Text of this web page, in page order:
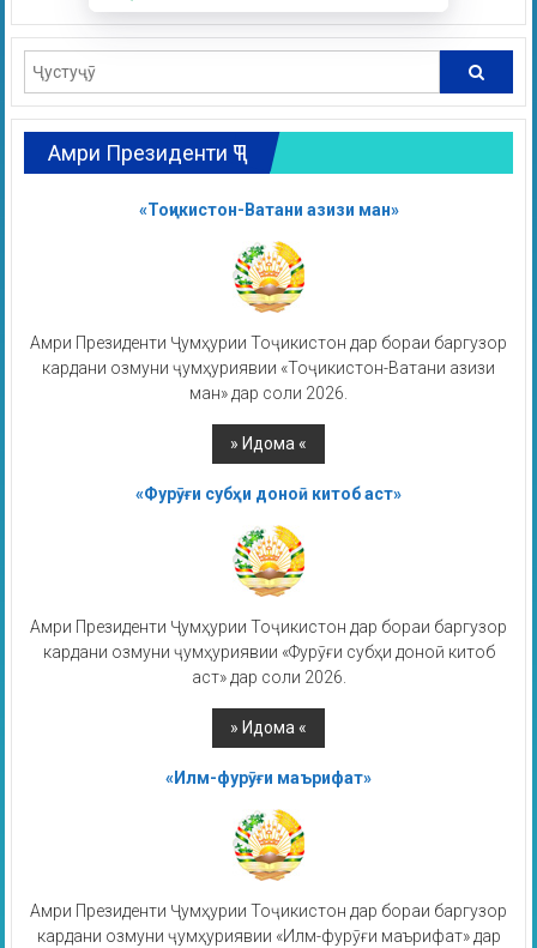
Амри Президенти ҶТ
«Тоҷикистон-Ватани азизи ман»
Амри Президенти Ҷумҳурии Тоҷикистон дар бораи баргузор
кардани озмуни ҷумҳуриявии «Тоҷикистон-Ватани азизи
ман» дар соли 2026.
«Фурӯғи субҳи доноӣ китоб аст»
Амри Президенти Ҷумҳурии Тоҷикистон дар бораи баргузор
кардани озмуни ҷумҳуриявии «Фурӯғи субҳи доноӣ китоб
аст» дар соли 2026.
«Илм-фурӯғи маърифат»
Амри Президенти Ҷумҳурии Тоҷикистон дар бораи баргузор
кардани озмуни ҷумҳуриявии «Илм-фурӯғи маърифат» дар